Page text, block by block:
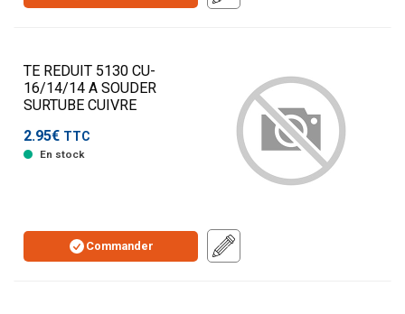
TE REDUIT 5130 CU-
16/14/14 A SOUDER
SURTUBE CUIVRE
2.95€ TTC
En stock
Commander